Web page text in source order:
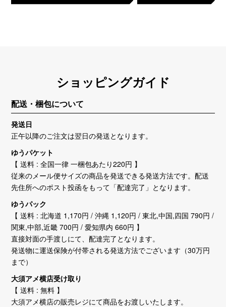
ショッピングガイド
配送・梱包について
発送日
正午以降のご注文は翌日の発送となります。
ゆうパケット
【 送料 : 全国一律 一梱包あたり220円 】
従来のメール便サイズの商品を発送できる発送方法です。配送
先住所へのポスト投函をもって「配達完了」となります。
ゆうパック
【 送料 : 北海道 1,170円 / 沖縄 1,120円 / 東北,中国,四国 790円 /
関東,中部,近畿 700円 / 愛知県内 660円 】
直接対面の手渡しにて、配達完了となります。
発送物に運送保険が付帯される発送方法でございます（30万円
まで）
大須アメ横店受け取り
【 送料 : 無料 】
大須アメ横店の販売レジにて商品をお渡しいたします。